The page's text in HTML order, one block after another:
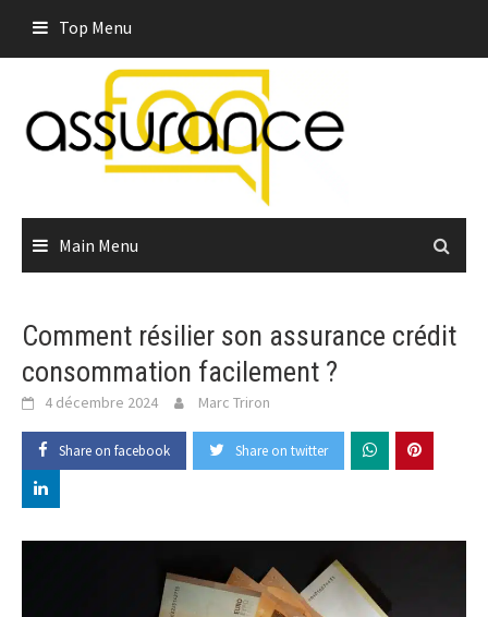
content
Top Menu
Main Menu
Comment résilier son assurance crédit
consommation facilement ?
4 décembre 2024 Marc Triron
Share on facebook Share on twitter